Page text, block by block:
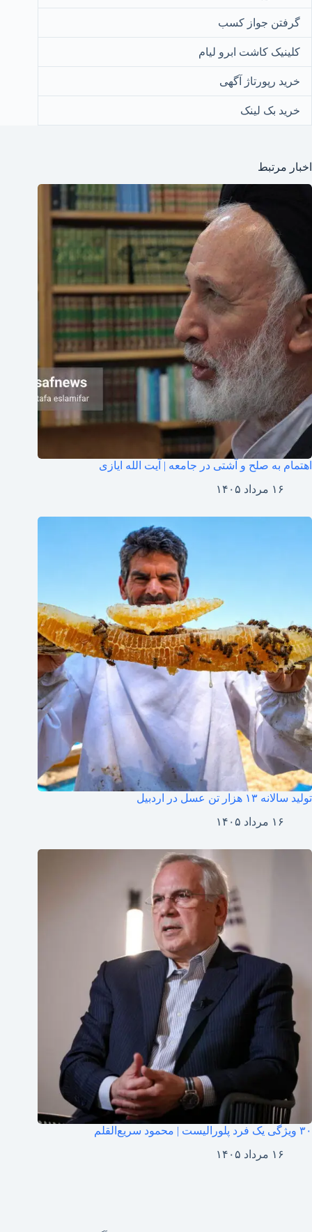
گرفتن جواز کسب
کلینیک کاشت ابرو لیام
خرید رپورتاژ آگهی
خرید بک لینک
اخبار مرتبط
اهتمام به صلح و آشتی در جامعه | آیت الله ایازی
۱۶ مرداد ۱۴۰۵
تولید سالانه ۱۳ هزار تن عسل در اردبیل
۱۶ مرداد ۱۴۰۵
۳۰ ویژگی یک فرد پلورالیست | محمود سریع‌القلم
۱۶ مرداد ۱۴۰۵